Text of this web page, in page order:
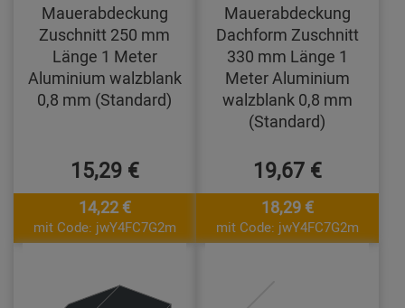
Mauerabdeckung
Zuschnitt 250 mm
Länge 1 Meter
Aluminium walzblank
0,8 mm (Standard)
15,29 €
14,22 €
mit Code: jwY4FC7G2m
Mauerabdeckung
Dachform Zuschnitt
330 mm Länge 1
Meter Aluminium
walzblank 0,8 mm
(Standard)
19,67 €
18,29 €
mit Code: jwY4FC7G2m